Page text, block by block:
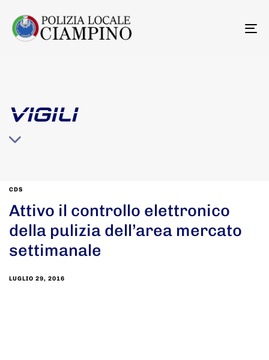
VIGILI
CDS
Attivo il controllo elettronico
della pulizia dell’area mercato
settimanale
LUGLIO 29, 2016